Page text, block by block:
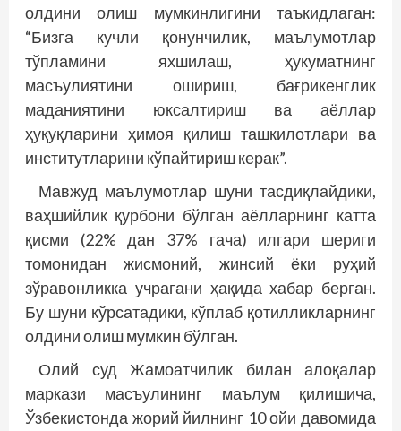
олдини олиш мумкинлигини таъкидлаган:
“Бизга кучли қонунчилик, маълумотлар
тўпламини яхшилаш, ҳукуматнинг
масъулиятини ошириш, бағрикенглик
маданиятини юксалтириш ва аёллар
ҳуқуқларини ҳимоя қилиш ташкилотлари ва
институтларини кўпайтириш керак”.
Мавжуд маълумотлар шуни тасдиқлайдики,
ваҳшийлик қурбони бўлган аёлларнинг катта
қисми (22% дан 37% гача) илгари шериги
томонидан жисмоний, жинсий ёки руҳий
зўравонликка учрагани ҳақида хабар берган.
Бу шуни кўрсатадики, кўплаб қотилликларнинг
олдини олиш мумкин бўлган.
Олий суд Жамоатчилик билан алоқалар
маркази масъулининг маълум қилишича,
Ўзбекистонда жорий йилнинг 10 ойи давомида